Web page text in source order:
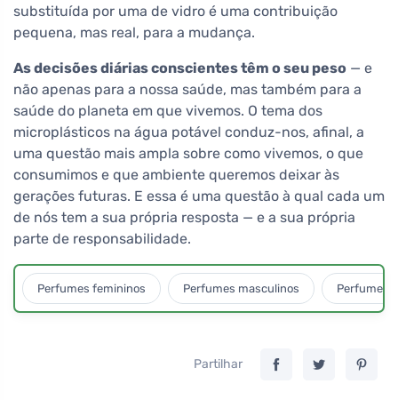
substituída por uma de vidro é uma contribuição
pequena, mas real, para a mudança.
As decisões diárias conscientes têm o seu peso — e
não apenas para a nossa saúde, mas também para a
saúde do planeta em que vivemos. O tema dos
microplásticos na água potável conduz-nos, afinal, a
uma questão mais ampla sobre como vivemos, o que
consumimos e que ambiente queremos deixar às
gerações futuras. E essa é uma questão à qual cada um
de nós tem a sua própria resposta — e a sua própria
parte de responsabilidade.
Perfumes femininos Perfumes masculinos Perfumes
Partilhar